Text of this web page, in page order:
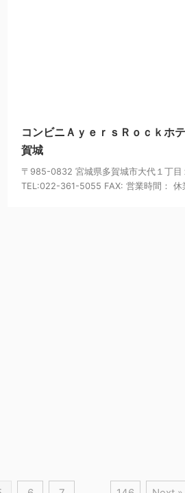
コンビニＡｙｅｒｓＲｏｃｋホ
賀城
〒985-0832 宮城県多賀城市大代１丁目
TEL:022-361-5055 FAX: 営業時間： 休